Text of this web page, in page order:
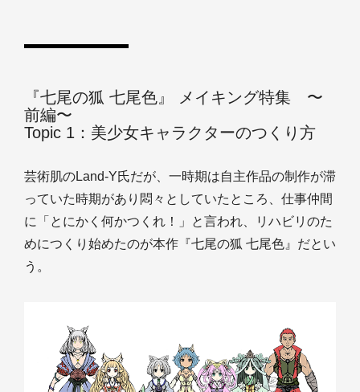
『七尾の狐 七尾色』 メイキング特集 〜
前編〜
Topic 1：美少女キャラクターのつくり方
芸術肌のLand-Y氏だが、一時期は自主作品の制作が滞
っていた時期があり悶々としていたところ、仕事仲間
に「とにかく何かつくれ！」と言われ、リハビリのた
めにつくり始めたのが本作『七尾の狐 七尾色』だとい
う。